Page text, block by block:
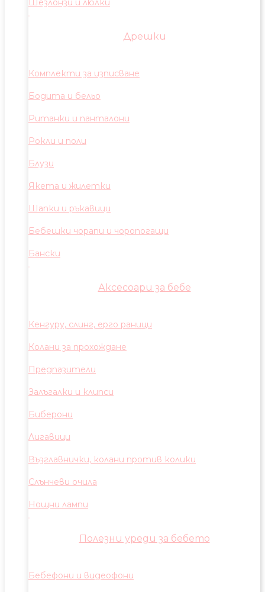
Шезлонзи и люлки
Дрешки
Комплекти за изписване
Бодита и бельо
Ританки и панталони
Рокли и поли
Блузи
Якета и жилетки
Шапки и ръкавици
Бебешки чорапи и чоропогащи
Бански
Аксесоари за бебе
Кенгуру, слинг, ерго раници
Колани за прохождане
Предпазители
Залъгалки и клипси
Биберони
Лигавици
Възглавнички, колани против колики
Слънчеви очила
Нощни лампи
Полезни уреди за бебето
Бебефони и видеофони